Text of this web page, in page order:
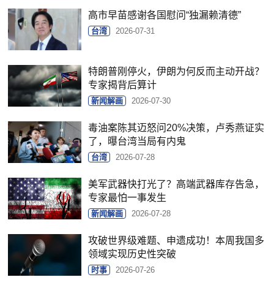
高市早苗感谢各国慰问“独漏赖清德”
台湾 2026-07-31
特朗普刚停火，伊朗为何反而主动开战？
专家揭背后算计
新闻解画 2026-07-30
毒油案陈其迈怒问20%决策，卢秀燕证实
了，曝台湾当局有内鬼
台湾 2026-07-28
美军武器快打光了？高端武器库存告急，
专家最怕一事发生
新闻解画 2026-07-28
攻破世界级难题、申遗成功！本周我国多
领域实现历史性突破
时事 2026-07-26